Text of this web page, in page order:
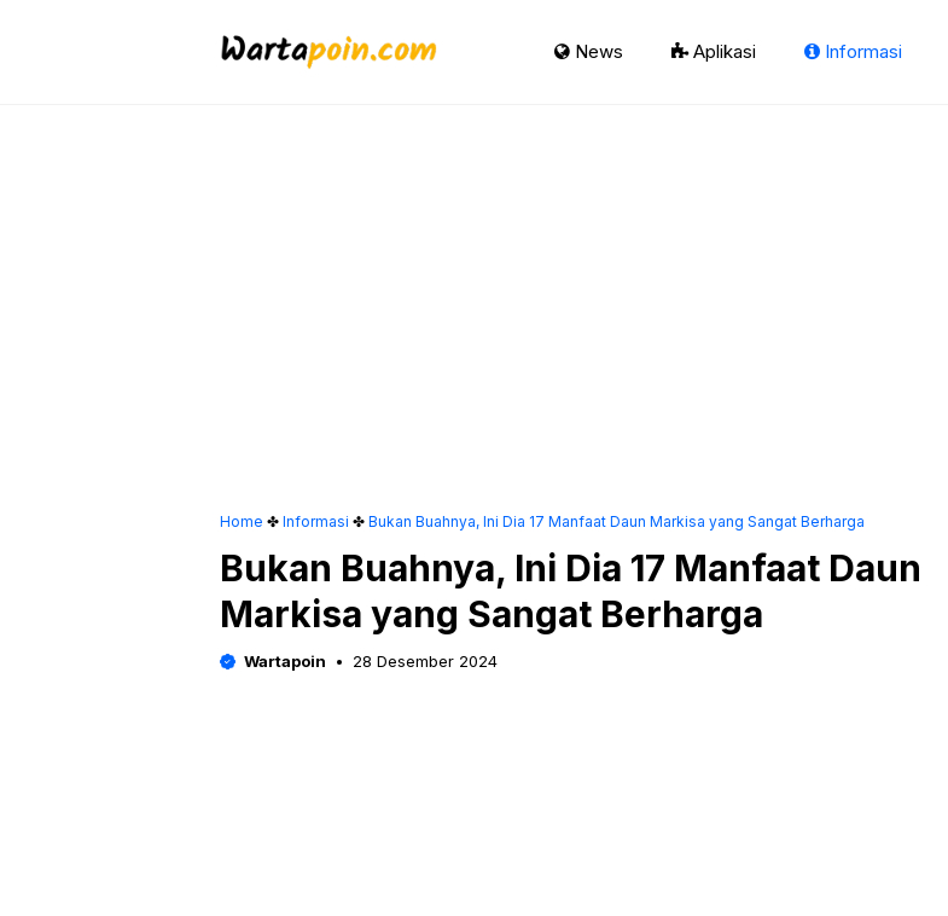
News Aplikasi Informasi
Home ✤ Informasi ✤ Bukan Buahnya, Ini Dia 17 Manfaat Daun Markisa yang Sangat Berharga
Bukan Buahnya, Ini Dia 17 Manfaat Daun
Markisa yang Sangat Berharga
Wartapoin 28 Desember 2024